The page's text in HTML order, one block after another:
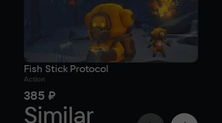
Fish Stick Protocol
Action
385 ₽
Similar